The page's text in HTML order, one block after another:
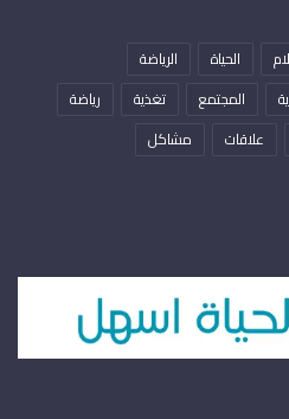
الحياة
الرياضة
المجتمع تغذية
رياضة
علاقات
مشاكل